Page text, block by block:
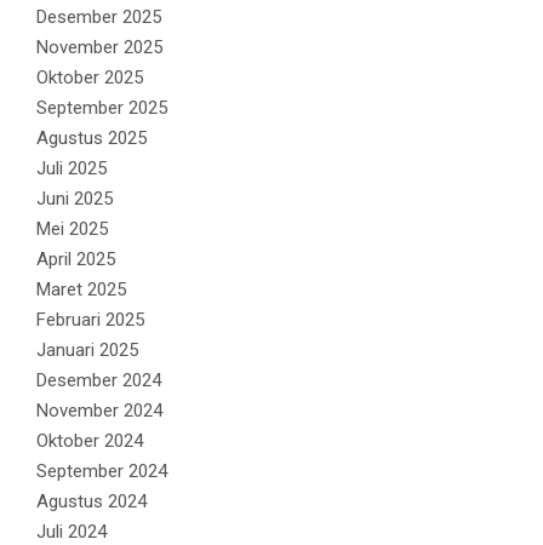
Desember 2025
November 2025
Oktober 2025
September 2025
Agustus 2025
Juli 2025
Juni 2025
Mei 2025
April 2025
Maret 2025
Februari 2025
Januari 2025
Desember 2024
November 2024
Oktober 2024
September 2024
Agustus 2024
Juli 2024